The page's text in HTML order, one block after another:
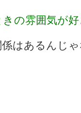
の雰囲気が
はあるんじ